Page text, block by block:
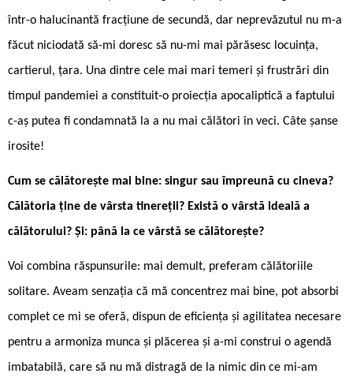
într-o halucinantă fracțiune de secundă, dar neprevăzutul nu m-a
făcut niciodată să-mi doresc să nu-mi mai părăsesc locuința,
cartierul, țara. Una dintre cele mai mari temeri și frustrări din
timpul pandemiei a constituit-o proiecția apocaliptică a faptului
c-aș putea fi condamnată la a nu mai călători în veci. Câte șanse
irosite!
Cum se călătorește mai bine: singur sau împreună cu cineva?
Călătoria ține de vârsta tinereții? Există o vârstă ideală a
călătorului? Și: până la ce vârstă se călătorește?
Voi combina răspunsurile: mai demult, preferam călătoriile
solitare. Aveam senzația că mă concentrez mai bine, pot absorbi
complet ce mi se oferă, dispun de eficiența și agilitatea necesare
pentru a armoniza munca și plăcerea și a-mi construi o agendă
imbatabilă, care să nu mă distragă de la nimic din ce mi-am